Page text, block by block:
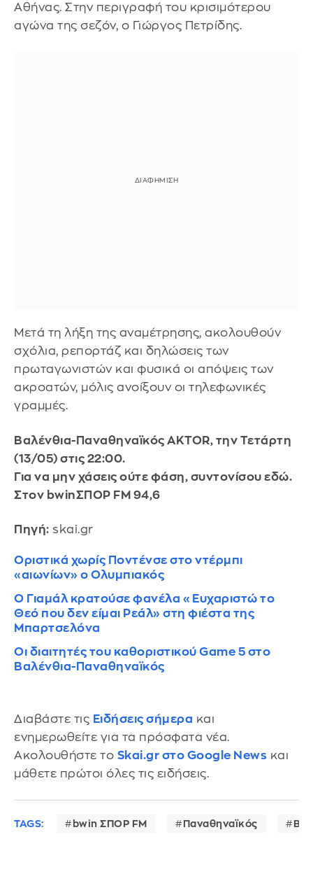
Αθήνας. Στην περιγραφή του κρισιμότερου
αγώνα της σεζόν, ο Γιώργος Πετρίδης.
Μετά τη λήξη της αναμέτρησης, ακολουθούν
σχόλια, ρεπορτάζ και δηλώσεις των
πρωταγωνιστών και φυσικά οι απόψεις των
ακροατών, μόλις ανοίξουν οι τηλεφωνικές
γραμμές.
Βαλένθια-Παναθηναϊκός ΑΚΤΟR, την Τετάρτη
(13/05) στις 22:00.
Για να μην χάσεις ούτε φάση, συντονίσου εδώ.
Στον bwinΣΠΟΡ FM 94,6
Πηγή: skai.gr
Οριστικά χωρίς Ποντένσε στο ντέρμπι
«αιωνίων» ο Ολυμπιακός
Ο Γιαμάλ κρατούσε φανέλα «Ευχαριστώ το
Θεό που δεν είμαι Ρεάλ» στη φιέστα της
Μπαρτσελόνα
Οι διαιτητές του καθοριστικού Game 5 στο
Βαλένθια-Παναθηναϊκός
Διαβάστε τις Ειδήσεις σήμερα και
ενημερωθείτε για τα πρόσφατα νέα.
Ακολουθήστε το Skai.gr στο Google News και
μάθετε πρώτοι όλες τις ειδήσεις.
TAGS: bwin ΣΠΟΡ FM Παναθηναϊκός